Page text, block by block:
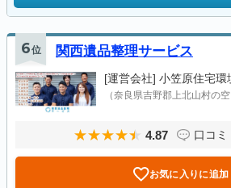
6位 関西遺品整理サービス
[運営会社] 小笠原住宅環
（奈良県吉野郡上北山村の空
4.87 口コミ
お気に入りに追加